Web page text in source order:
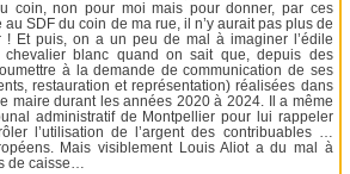
coin, non pour moi mais pour donner, par ces
SDF du coin de ma rue, il n’y aurait pas plus de
! Et puis, on a un peu de mal à imaginer l’édile
chevalier blanc quand on sait que, depuis des
à la demande de communication de ses
restauration et représentation) réalisées dans
maire durant les années 2020 à 2024. Il a même
administratif de Montpellier pour lui rappeler
l’utilisation de l’argent des contribuables …
Mais visiblement Louis Aliot a du mal à
de caisse…